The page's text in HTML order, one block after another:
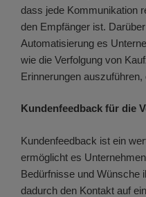
dass jede Kommunikation
den Empfänger ist.
Automatisierung es
wie die Verfolgung von
Erinnerungen
Kundenfeedback für die
Kundenfeedback ist ein
ermöglicht es
Bedürfnisse und Wünsche
dadurch den Kontakt auf